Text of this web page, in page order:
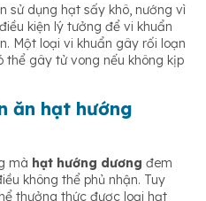
sử dụng hạt sấy khô, nướng vì
kiện lý tưởng để vi khuẩn
Một loại vi khuẩn gây rối loạn
gây tử vong nếu không kịp
ăn hạt hướng
mà hạt hướng dương đem
không thể phủ nhận. Tuy
thưởng thức được loại hạt